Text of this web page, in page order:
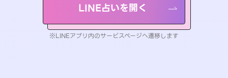
LINE占いを開く
※LINEアプリ内のサービスページへ遷移します